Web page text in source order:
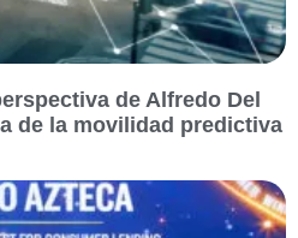
de Alfredo Del
de la movilidad predictiva